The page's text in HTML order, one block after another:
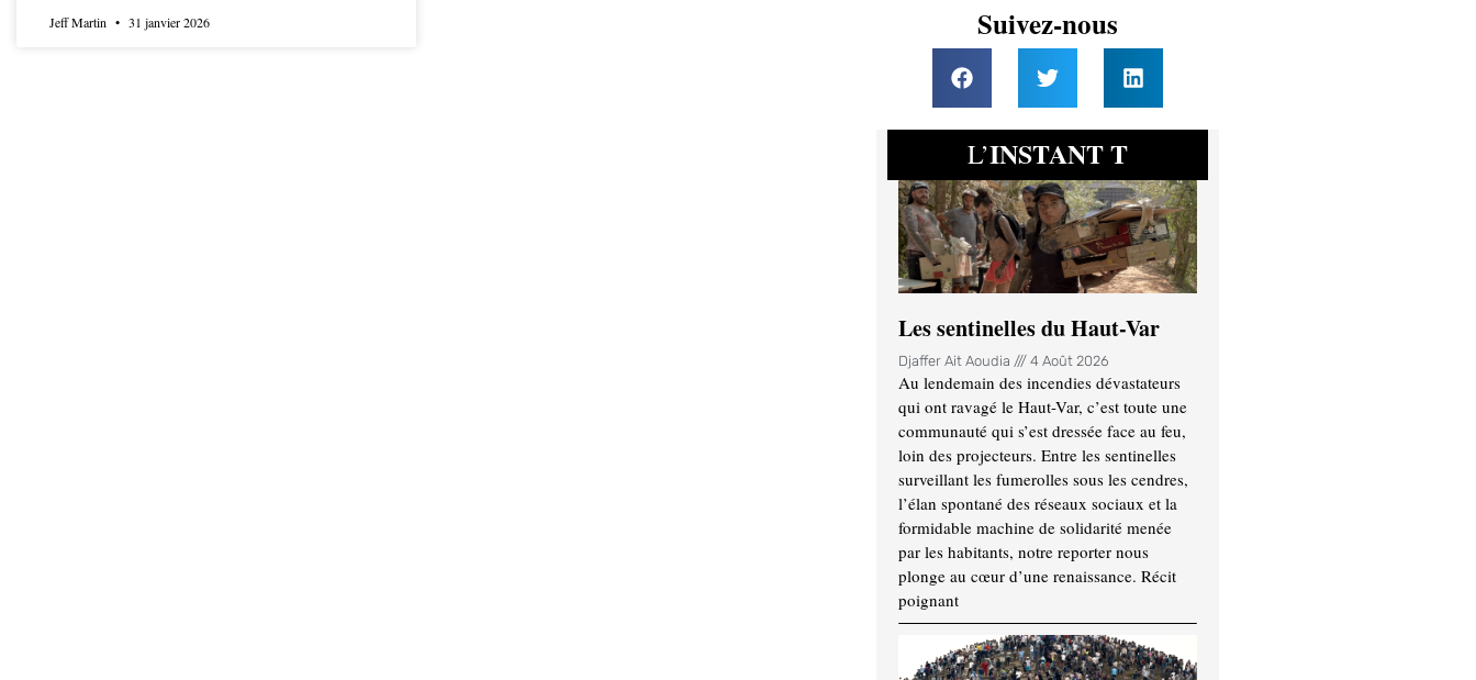
Jeff Martin 31 janvier 2026 Suivez-nous
L’INSTANT T
Les sentinelles du Haut-Var
Djaffer Ait Aoudia 4 Août 2026
Au lendemain des incendies dévastateurs
qui ont ravagé le Haut-Var, c’est toute une
communauté qui s’est dressée face au feu,
loin des projecteurs. Entre les sentinelles
surveillant les fumerolles sous les cendres,
l’élan spontané des réseaux sociaux et la
formidable machine de solidarité menée
par les habitants, notre reporter nous
plonge au cœur d’une renaissance. Récit
poignant